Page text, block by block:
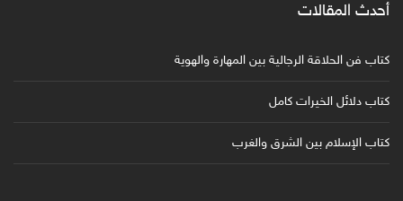
أحدث المقالات
كتاب فن الحلاقة الرجالية بين المهارة والهوية
كتاب دلائل الخيرات كامل
كتاب الإسلام بين الشرق والغرب